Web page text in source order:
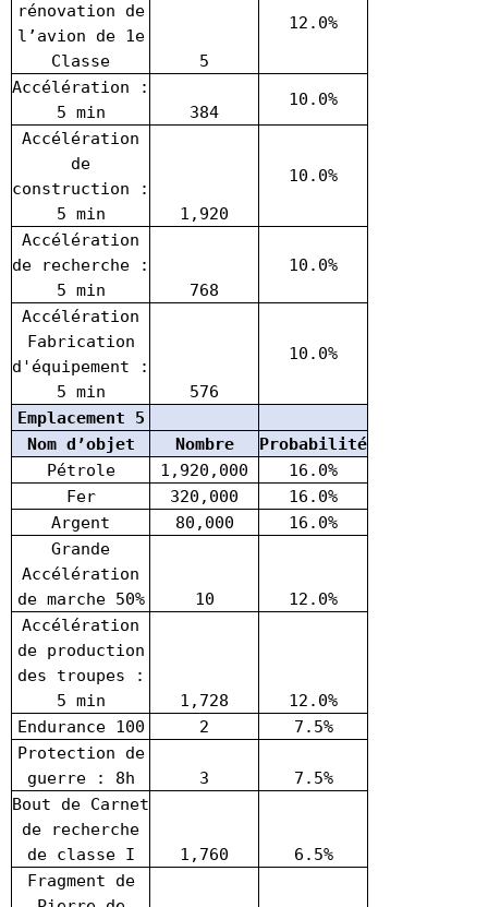
rénovation de
l’avion de 1e
Classe
5
12.0%
Accélération :
5 min
384
10.0%
Accélération
de
construction :
5 min
1,920
10.0%
Accélération
de recherche :
5 min
768
10.0%
Accélération
Fabrication
d'équipement :
5 min
576
10.0%
Emplacement 5
Nom d’objet
Nombre
Probabilité
Pétrole
1,920,000
16.0%
Fer
320,000
16.0%
Argent
80,000
16.0%
Grande
Accélération
de marche 50%
10
12.0%
Accélération
de production
des troupes :
5 min
1,728
12.0%
Endurance 100
2
7.5%
Protection de
guerre : 8h
3
7.5%
Bout de Carnet
de recherche
de classe I
1,760
6.5%
Fragment de